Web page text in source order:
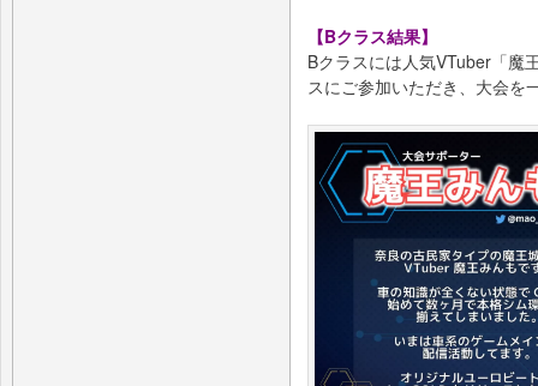
【Bクラス結果】
Bクラスには人気VTuber「魔
スにご参加いただき、大会を